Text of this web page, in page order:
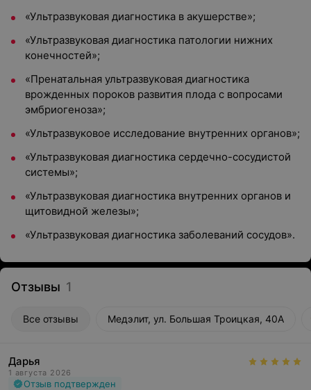
«Ультразвуковая диагностика в акушерстве»;
«Ультразвуковая диагностика патологии нижних
конечностей»;
«Пренатальная ультразвуковая диагностика
врожденных пороков развития плода с вопросами
эмбриогеноза»;
«Ультразвуковое исследование внутренних органов»;
«Ультразвуковая диагностика сердечно-сосудистой
системы»;
«Ультразвуковая диагностика внутренних органов и
щитовидной железы»;
«Ультразвуковая диагностика заболеваний сосудов».
Отзывы 1
Все отзывы Медэлит, ул. Большая Троицкая, 40А
Дарья
1 августа 2026
Отзыв подтвержден